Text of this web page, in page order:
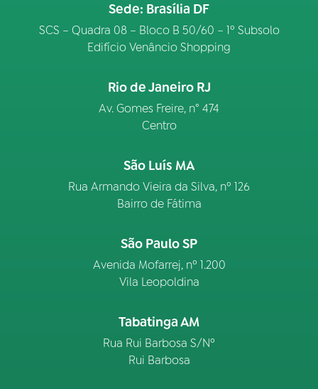
Sede: Brasília DF
SCS – Quadra 08 – Bloco B 50/60 – 1º Subsolo
Edifício Venâncio Shopping
Rio de Janeiro RJ
Av. Gomes Freire, n° 474
Centro
São Luís MA
Rua Armando Vieira da Silva, nº 126
Bairro de Fátima
São Paulo SP
Avenida Mofarrej, nº 1.200
Vila Leopoldina
Tabatinga AM
Rua Rui Barbosa S/Nº
Rui Barbosa